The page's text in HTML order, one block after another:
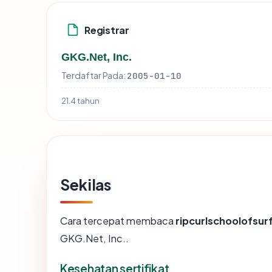
Registrar
GKG.Net, Inc.
Terdaftar Pada: 2005-01-10
21.4 tahun
Sekilas
Cara tercepat membaca
GKG.Net, Inc..
Kesehatan sertifikat